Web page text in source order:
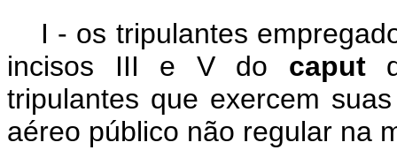
I - os tripulantes
incisos III e V do caput
tripulantes que exercem
aéreo público não regular na